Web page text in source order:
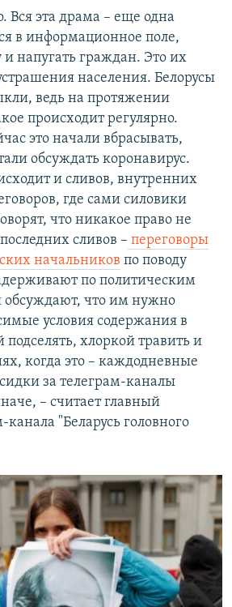
Вся эта драма – еще одна
в информационное поле,
и напугать граждан. Это их
населения. Белорусы
ведь на протяжении
происходит регулярно.
это начали вбрасывать,
обсуждать коронавирус.
и сливов, внутренних
где сами силовики
что никакое право не
сливов – переговоры
начальников по поводу
по политическим
обсуждают, что им нужно
условия содержания в
хлоркой травить и
когда это – каждодневные
за телеграм-каналы
– считает главный
канала "Беларусь головного